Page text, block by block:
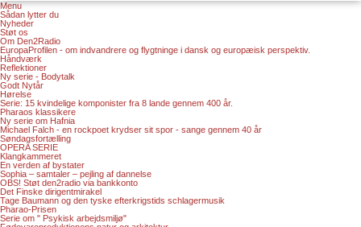
Menu
Sådan lytter du
Nyheder
Støt os
Om Den2Radio
EuropaProfilen - om indvandrere og flygtninge i dansk og europæisk perspektiv.
Håndværk
Reflektioner
Ny serie - Bodytalk
Godt Nytår
Hørelse
Serie: 15 kvindelige komponister fra 8 lande gennem 400 år.
Pharaos klassikere
Ny serie om Hafnia
Michael Falch - en rockpoet krydser sit spor - sange gennem 40 år
Søndagsfortælling
OPERA SERIE
Klangkammeret
En verden af bystater
Sophia – samtaler – pejling af dannelse
OBS! Støt den2radio via bankkonto
Det Finske dirigentmirakel
Tage Baumann og den tyske efterkrigstids schlagermusik
Pharao-Prisen
Serie om " Psykisk arbejdsmiljø"